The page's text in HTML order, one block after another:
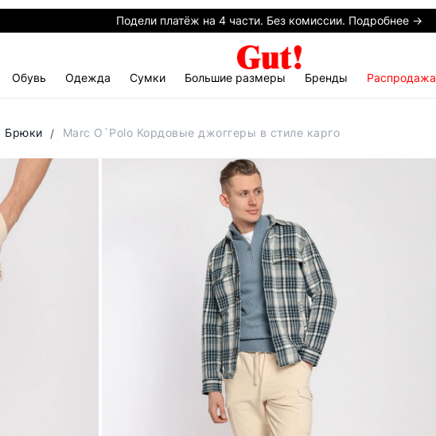
Подели платёж на 4 части. Без комиссии. Подробнее →
Обувь Одежда Сумки Большие размеры Бренды Распродажа
Брюки Marc O`Polo Кордовые джоггеры в стиле карго